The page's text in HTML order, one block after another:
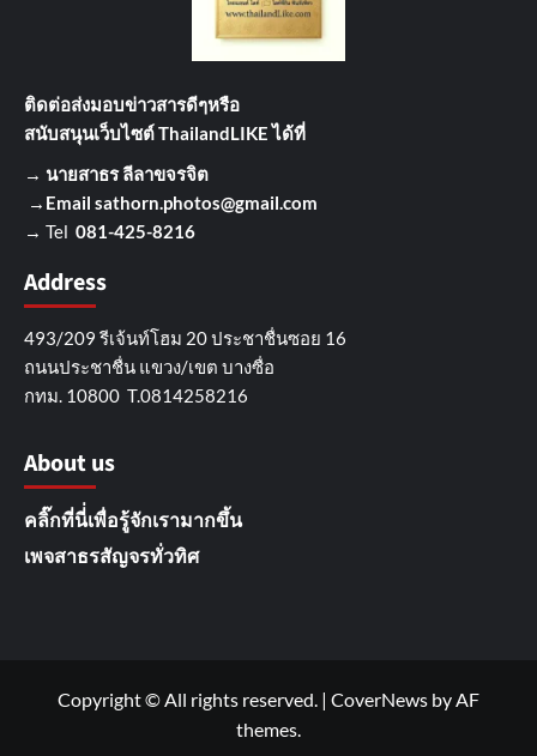
ติดต่อส่งมอบข่าวสารดีๆหรือ
สนับสนุนเว็บไซต์ ThailandLIKE ได้ที่
→ นายสาธร ลีลาขจรจิต
→Email sathorn.photos@gmail.com
→ Tel 081-425-8216
Address
493/209 รีเจ้นท์โฮม 20 ประชาชื่นซอย 16
ถนนประชาชื่น แขวง/เขต บางซื่อ
กทม. 10800 T.0814258216
About us
คลิ๊กที่นี่่เพื่อรู้จักเรามากขึ้น
เพจสาธรสัญจรทั่วทิศ
Copyright © All rights reserved. | CoverNews by AF
themes.